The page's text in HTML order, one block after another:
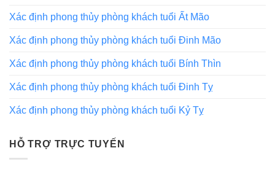
Xác định phong thủy phòng khách tuổi Ất Mão
Xác định phong thủy phòng khách tuổi Đinh Mão
Xác định phong thủy phòng khách tuổi Bính Thìn
Xác định phong thủy phòng khách tuổi Đinh Tỵ
Xác định phong thủy phòng khách tuổi Kỷ Tỵ
HỖ TRỢ TRỰC TUYẾN